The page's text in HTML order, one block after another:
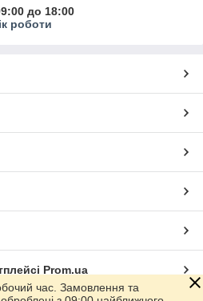
до 18:00
роботи
Prom.ua
час. Замовлення та